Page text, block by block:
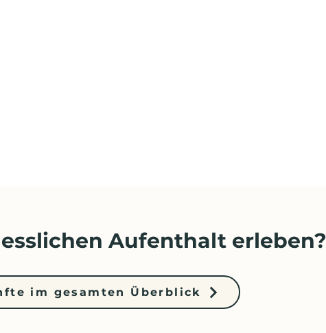
Aufenthalt erleben?
im gesamten Überblick